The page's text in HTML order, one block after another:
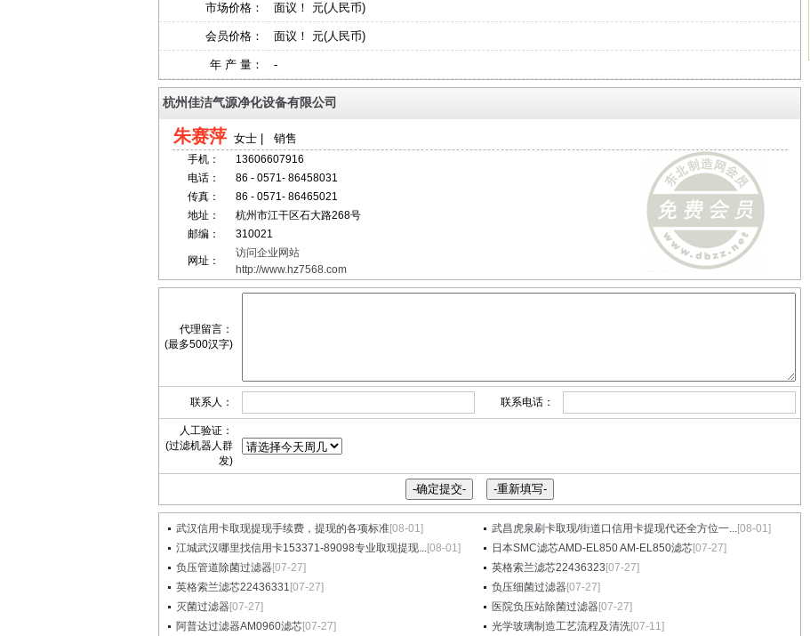
市场价格： 面议！ 元(人民币)
会员价格： 面议！ 元(人民币)
年 产 量： -
杭州佳洁气源净化设备有限公司
朱赛萍女士 | 销售
手机：
13606607916
电话：
86 - 0571- 86458031
传真：
86 - 0571- 86465021
地址：
杭州市江干区石大路268号
邮编：
310021
网址：
访问企业网站
http://www.hz7568.com
代理留言：
(最多500汉字)
联系人： 联系电话：
人工验证：
(过滤机器人群
发)
武汉信用卡取现提现手续费，提现的各项标准[08-01] 武昌虎泉刷卡取现/街道口信用卡提现代还全方位一...[08-01]
江城武汉哪里找信用卡153371-89098专业取现提现...[08-01] 日本SMC滤芯AMD-EL850 AM-EL850滤芯[07-27]
负压管道除菌过滤器[07-27] 英格索兰滤芯22436323 [07-27]
英格索兰滤芯22436331 [07-27] 负压细菌过滤器[07-27]
灭菌过滤器[07-27] 医院负压站除菌过滤器[07-27]
阿普达过滤器AM0960滤芯[07-27] 光学玻璃制造工艺流程及清洗[07-11]